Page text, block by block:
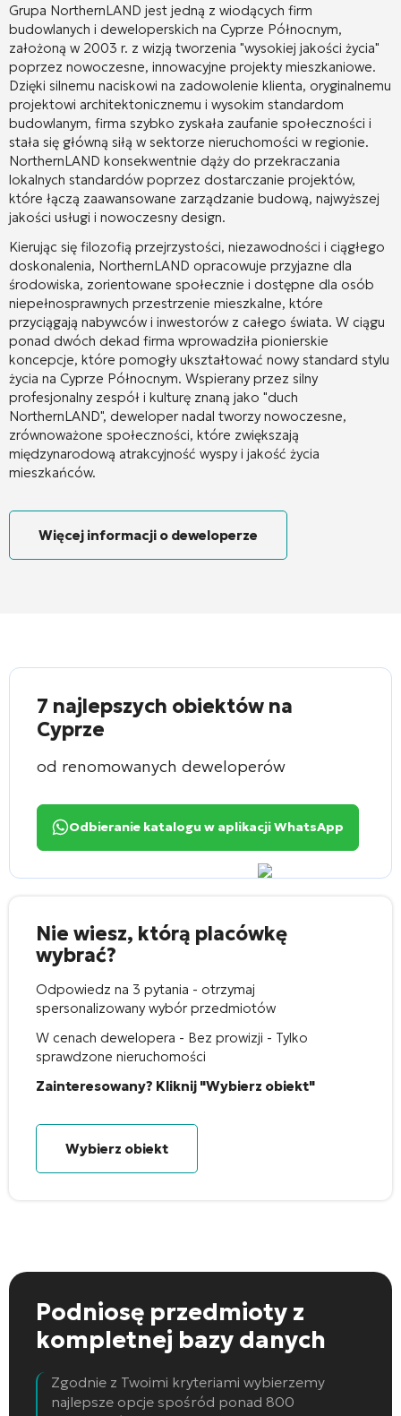
Grupa NorthernLAND jest jedną z wiodących firm
budowlanych i deweloperskich na Cyprze Północnym,
założoną w 2003 r. z wizją tworzenia "wysokiej jakości życia"
poprzez nowoczesne, innowacyjne projekty mieszkaniowe.
Dzięki silnemu naciskowi na zadowolenie klienta, oryginalnemu
projektowi architektonicznemu i wysokim standardom
budowlanym, firma szybko zyskała zaufanie społeczności i
stała się główną siłą w sektorze nieruchomości w regionie.
NorthernLAND konsekwentnie dąży do przekraczania
lokalnych standardów poprzez dostarczanie projektów,
które łączą zaawansowane zarządzanie budową, najwyższej
jakości usługi i nowoczesny design.
Kierując się filozofią przejrzystości, niezawodności i ciągłego
doskonalenia, NorthernLAND opracowuje przyjazne dla
środowiska, zorientowane społecznie i dostępne dla osób
niepełnosprawnych przestrzenie mieszkalne, które
przyciągają nabywców i inwestorów z całego świata. W ciągu
ponad dwóch dekad firma wprowadziła pionierskie
koncepcje, które pomogły ukształtować nowy standard stylu
życia na Cyprze Północnym. Wspierany przez silny
profesjonalny zespół i kulturę znaną jako "duch
NorthernLAND", deweloper nadal tworzy nowoczesne,
zrównoważone społeczności, które zwiększają
międzynarodową atrakcyjność wyspy i jakość życia
mieszkańców.
Więcej informacji o deweloperze
7 najlepszych obiektów na
Cyprze
od renomowanych deweloperów
Odbieranie katalogu w aplikacji WhatsApp
Nie wiesz, którą placówkę
wybrać?
Odpowiedz na 3 pytania - otrzymaj
spersonalizowany wybór przedmiotów
W cenach dewelopera - Bez prowizji - Tylko
sprawdzone nieruchomości
Zainteresowany? Kliknij "Wybierz obiekt"
Wybierz obiekt
Podniosę przedmioty z
kompletnej bazy danych
Zgodnie z Twoimi kryteriami wybierzemy
najlepsze opcje spośród ponad 800